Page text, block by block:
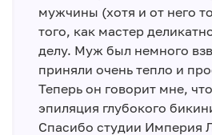
мужчины (хотя и от него
того, как мастер
делу. Муж был немного
приняли очень тепло и
Теперь он говорит мне,
эпиляция глубокого
Спасибо студии Империя